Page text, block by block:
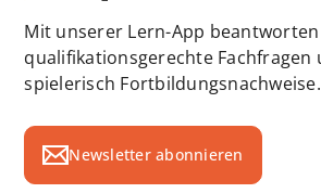
Mit unserer Lern-App
qualifikationsgerechte Fachfragen
spielerisch Fortbildungsnachweise.
Newsletter abonnieren